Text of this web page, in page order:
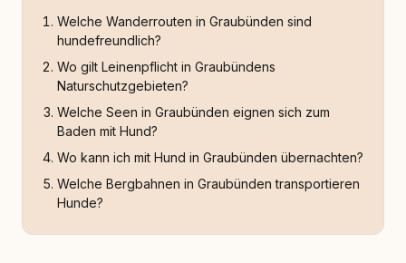
Welche Wanderrouten in Graubünden sind
hundefreundlich?
Wo gilt Leinenpflicht in Graubündens
Naturschutzgebieten?
Welche Seen in Graubünden eignen sich zum
Baden mit Hund?
Wo kann ich mit Hund in Graubünden übernachten?
Welche Bergbahnen in Graubünden transportieren
Hunde?